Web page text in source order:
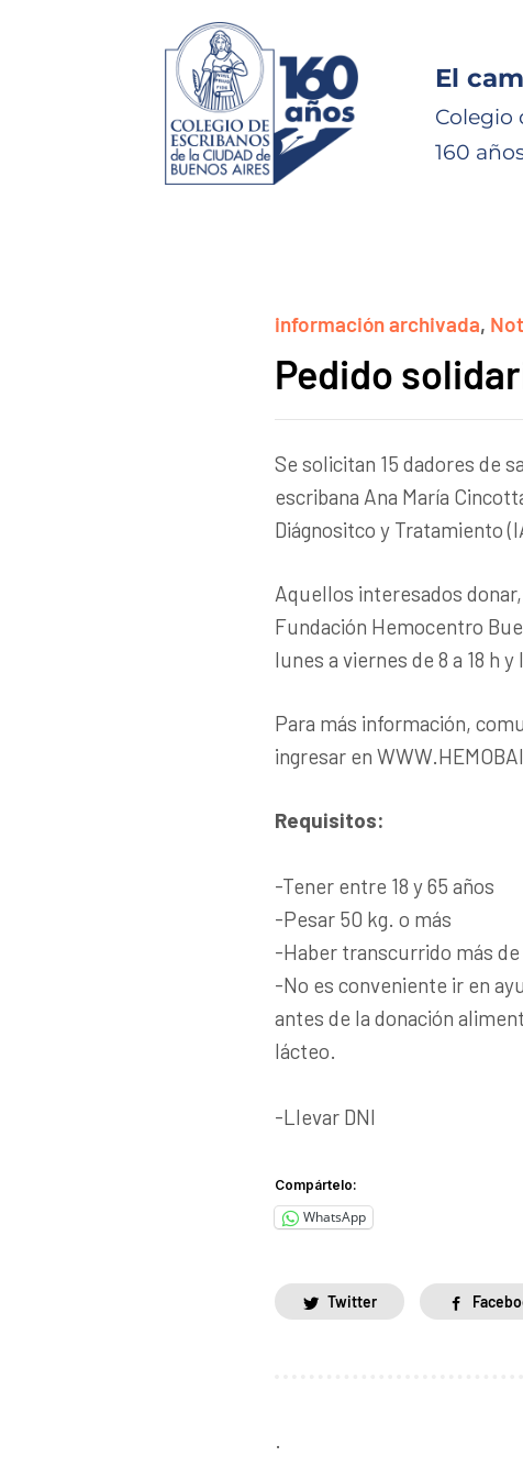
El
Colegio
160
información archivada,
Pedido
Se solicitan 15 dadores de
escribana Ana María
Diágnositco y Tratamiento
Aquellos interesados
Fundación Hemocentro
lunes a viernes de 8 a 18 h y
Para más información,
ingresar en
Requisitos:
-Tener entre 18 y 65 años
-Pesar 50 kg. o más
-Haber transcurrido más
-No es conveniente ir en
antes de la donación
lácteo.
-Llevar DNI
Compártelo:
WhatsApp
Twitter
.